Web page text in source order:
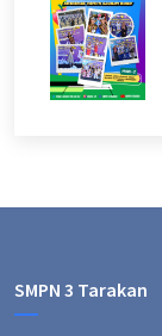
SMPN 3 Tarakan